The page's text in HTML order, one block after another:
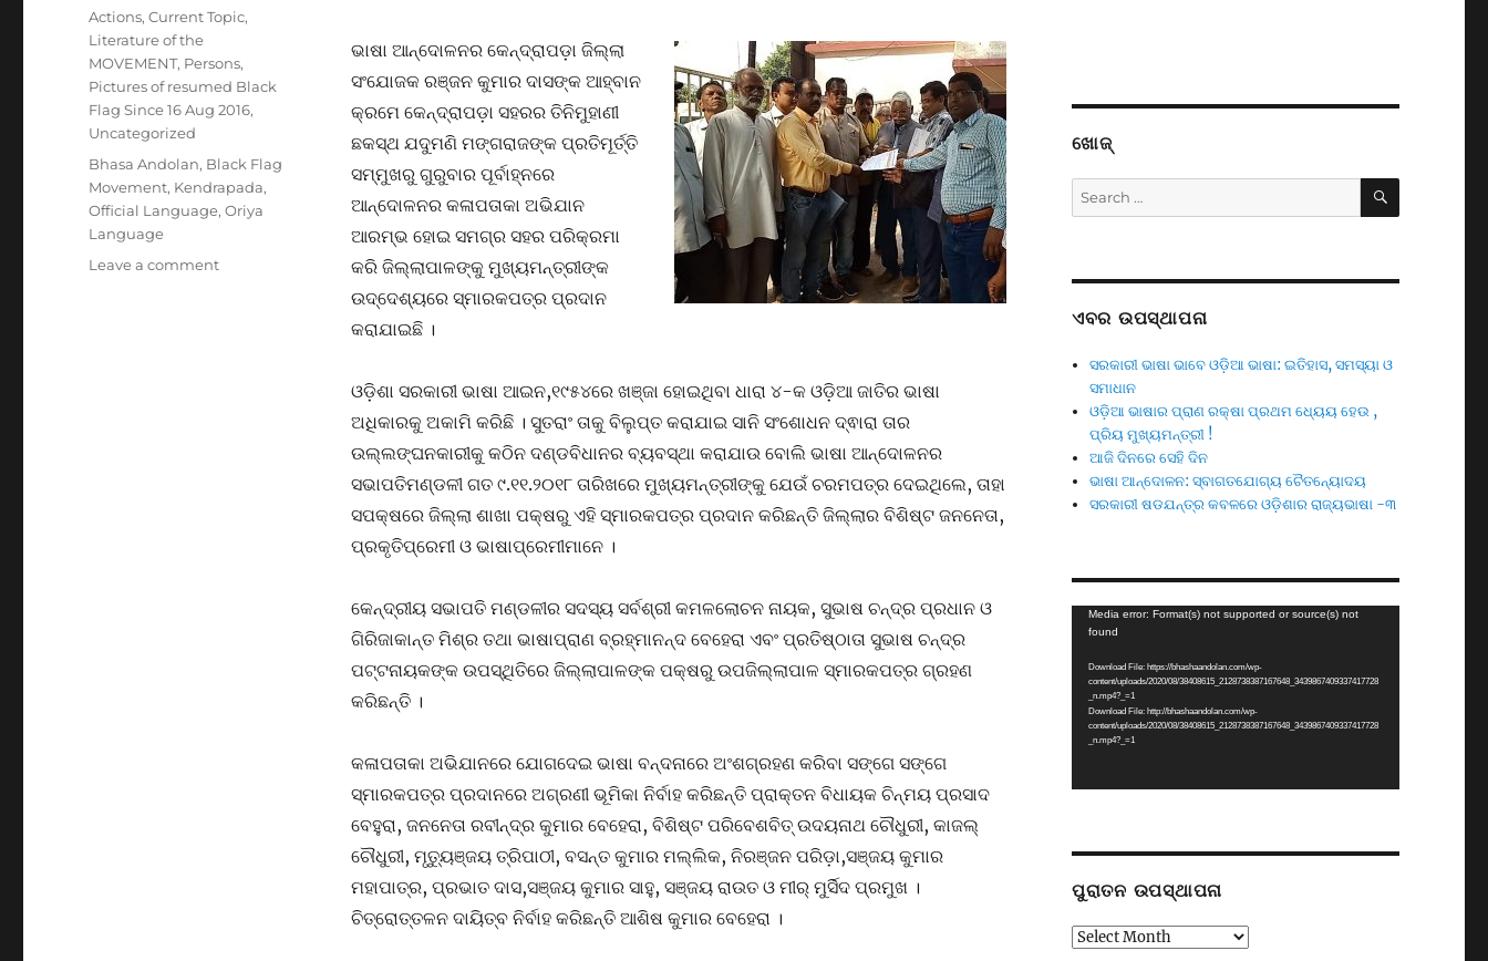
ଭାଷା ଆନ୍ଦୋଳନର କେନ୍ଦ୍ରାପଡ଼ା ଜିଲ୍ଲା
ସଂଯୋଜକ ରଞ୍ଜନ କୁମାର ଦାସଙ୍କ ଆହ୍ବାନ
କ୍ରମେ କେନ୍ଦ୍ରାପଡ଼ା ସହରର ତିନିମୁହାଣୀ
ଛକସ୍ଥ ଯଦୁମଣି ମଙ୍ଗରାଜଙ୍କ ପ୍ରତିମୂର୍ତ୍ତି
ସମ୍ମୁଖରୁ ଗୁରୁବାର ପୂର୍ବାହ୍ନରେ
ଆନ୍ଦୋଳନର କଳାପତାକା ଅଭିଯାନ
ଆରମ୍ଭ ହୋଇ ସମଗ୍ର ସହର ପରିକ୍ରମା
କରି ଜିଲ୍ଲାପାଳଙ୍କୁ ମୁଖ୍ୟମନ୍ତ୍ରୀଙ୍କ
ଉଦ୍ଦେଶ୍ୟରେ ସ୍ମାରକପତ୍ର ପ୍ରଦାନ
କରାଯାଇଛି ।
ଓଡ଼ିଶା ସରକାରୀ ଭାଷା ଆଇନ,୧୯୫୪ରେ ଖଞ୍ଜା ହୋଇଥିବା ଧାରା ୪-କ ଓଡ଼ିଆ ଜାତିର ଭାଷା
ଅଧିକାରକୁ ଅକାମି କରିଛି । ସୁତରାଂ ତାକୁ ବିଲୁପ୍ତ କରାଯାଇ ସାନି ସଂଶୋଧନ ଦ୍ଵାରା ତାର
ଉଲ୍ଲଙ୍ଘନକାରୀକୁ କଠିନ ଦଣ୍ଡବିଧାନର ବ୍ୟବସ୍ଥା କରାଯାଉ ବୋଲି ଭାଷା ଆନ୍ଦୋଳନର
ସଭାପତିମଣ୍ଡଳୀ ଗତ ୯.୧୧.୨୦୧୮ ତାରିଖରେ ମୁଖ୍ୟମନ୍ତ୍ରୀଙ୍କୁ ଯେଉଁ ଚରମପତ୍ର ଦେଇଥିଲେ, ତାହା
ସପକ୍ଷରେ ଜିଲ୍ଲା ଶାଖା ପକ୍ଷରୁ ଏହି ସ୍ମାରକପତ୍ର ପ୍ରଦାନ କରିଛନ୍ତି ଜିଲ୍ଲାର ବିଶିଷ୍ଟ ଜନନେତା,
ପ୍ରକୃତିପ୍ରେମୀ ଓ ଭାଷାପ୍ରେମୀମାନେ ।
କେନ୍ଦ୍ରୀୟ ସଭାପତି ମଣ୍ଡଳୀର ସଦସ୍ୟ ସର୍ବଶ୍ରୀ କମଳଲୋଚନ ନାୟକ, ସୁଭାଷ ଚନ୍ଦ୍ର ପ୍ରଧାନ ଓ
ଗିରିଜାକାନ୍ତ ମିଶ୍ର ତଥା ଭାଷାପ୍ରାଣ ବ୍ରହ୍ମାନନ୍ଦ ବେହେରା ଏବଂ ପ୍ରତିଷ୍ଠାତା ସୁଭାଷ ଚନ୍ଦ୍ର
ପଟ୍ଟନାୟକଙ୍କ ଉପସ୍ଥିତିରେ ଜିଲ୍ଲାପାଳଙ୍କ ପକ୍ଷରୁ ଉପଜିଲ୍ଲାପାଳ ସ୍ମାରକପତ୍ର ଗ୍ରହଣ
କରିଛନ୍ତି ।
କଳାପତାକା ଅଭିଯାନରେ ଯୋଗଦେଇ ଭାଷା ବନ୍ଦନାରେ ଅଂଶଗ୍ରହଣ କରିବା ସଙ୍ଗେ ସଙ୍ଗେ
ସ୍ମାରକପତ୍ର ପ୍ରଦାନରେ ଅଗ୍ରଣୀ ଭୂମିକା ନିର୍ବାହ କରିଛନ୍ତି ପ୍ରାକ୍ତନ ବିଧାୟକ ଚିନ୍ମୟ ପ୍ରସାଦ
ବେହୁରା, ଜନନେତା ରବୀନ୍ଦ୍ର କୁମାର ବେହେରା, ବିଶିଷ୍ଟ ପରିବେଶବିତ୍ ଉଦୟନାଥ ଚୌଧୁରୀ, କାଜଲ୍
ଚୌଧୁରୀ, ମୃତ୍ୟୁଞ୍ଜୟ ତ୍ରିପାଠୀ, ବସନ୍ତ କୁମାର ମଲ୍ଲିକ, ନିରଞ୍ଜନ ପରିଡ଼ା,ସଞ୍ଜୟ କୁମାର
ମହାପାତ୍ର, ପ୍ରଭାତ ଦାସ,ସଞ୍ଜୟ କୁମାର ସାହୁ, ସଞ୍ଜୟ ରାଉତ ଓ ମୀର୍ ମୁର୍ସିଦ ପ୍ରମୁଖ ।
ଚିତ୍ରୋତ୍ତଳନ ଦାୟିତ୍ବ ନିର୍ବାହ କରିଛନ୍ତି ଆଶିଷ କୁମାର ବେହେରା ।
Categories
Actions,Current Topic,
Literature of the
MOVEMENT, Persons,
Pictures of resumed Black
Flag Since 16 Aug 2016,
Uncategorized
Tags
Bhasa Andolan, Black Flag
Movement, Kendrapada,
Official Language,Oriya
Language
Leave a commenton
ଖୋଜ୍
Search
for:
SEARCH
ଏବର ଉପସ୍ଥାପନା
ସରକାରୀ ଭାଷା ଭାବେ ଓଡ଼ିଆ ଭାଷା: ଇତିହାସ, ସମସ୍ୟା ଓ
ସମାଧାନ
ଓଡ଼ିଆ ଭାଷାର ପ୍ରାଣ ରକ୍ଷା ପ୍ରଥମ ଧ୍ୟେୟ ହେଉ ,
ପ୍ରିୟ ମୁଖ୍ୟମନ୍ତ୍ରୀ !
ଆଜି ଦିନରେ ସେହି ଦିନ
ଭାଷା ଆନ୍ଦୋଳନ: ସ୍ବାଗତଯୋଗ୍ୟ ଚୈତନ୍ୟୋଦୟ
ସରକାରୀ ଷଡଯନ୍ତ୍ର କବଳରେ ଓଡ଼ିଶାର ରାଜ୍ୟଭାଷା -୩
Video
Player
Media error: Format(s) not supported or source(s) not
found
Download File: https://bhashaandolan.com/wp-
content/uploads/2020/08/38408615_2128738387167648_3439867409337417728
_n.mp4?_=1
Download File: http://bhashaandolan.com/wp-
content/uploads/2020/08/38408615_2128738387167648_3439867409337417728
_n.mp4?_=1
ପୁରାତନ ଉପସ୍ଥାପନା
ପୁରାତନ